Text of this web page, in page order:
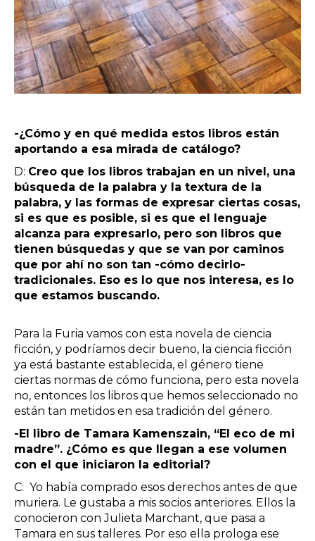
-¿Cómo y en qué medida estos libros están
aportando a esa mirada de catálogo?
D: Creo que los libros trabajan en un nivel, una
búsqueda de la palabra y la textura de la
palabra, y las formas de expresar ciertas cosas,
si es que es posible, si es que el lenguaje
alcanza para expresarlo, pero son libros que
tienen búsquedas y que se van por caminos
que por ahí no son tan -cómo decirlo-
tradicionales. Eso es lo que nos interesa, es lo
que estamos buscando.
Para la Furia vamos con esta novela de ciencia
ficción, y podríamos decir bueno, la ciencia ficción
ya está bastante establecida, el género tiene
ciertas normas de cómo funciona, pero esta novela
no, entonces los libros que hemos seleccionado no
están tan metidos en esa tradición del género.
-El libro de Tamara Kamenszain, “El eco de mi
madre”. ¿Cómo es que llegan a ese volumen
con el que iniciaron la editorial?
C: Yo había comprado esos derechos antes de que
muriera. Le gustaba a mis socios anteriores. Ellos la
conocieron con Julieta Marchant, que pasa a
Tamara en sus talleres. Por eso ella prologa ese